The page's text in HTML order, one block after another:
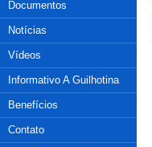
Documentos
Notícias
Vídeos
Informativo A Guilhotina
Benefícios
Contato